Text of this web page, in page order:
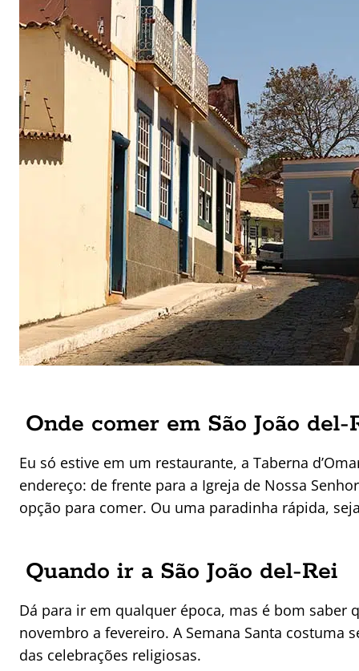
Onde comer em São João del-
Eu só estive em um restaurante, a Taberna
endereço: de frente para a Igreja de Nossa
opção para comer. Ou uma paradinha rápida,
Quando ir a São João del-Rei
Dá para ir em qualquer época, mas é bom saber
novembro a fevereiro. A Semana Santa costuma
das celebrações religiosas.